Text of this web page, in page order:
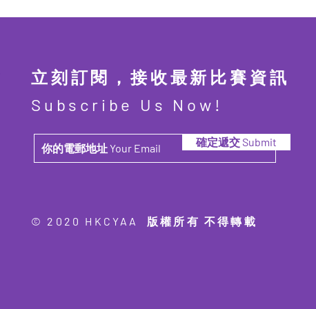
立刻訂閱，接收最新比賽資訊
Subscribe Us Now!
確定遞交 Submit
© 2020 HKCYAA 版權所有 不得轉載